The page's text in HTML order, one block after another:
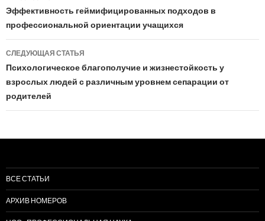
Навигация по записям
Эффективность геймифицированных подходов в
профессиональной ориентации учащихся
СЛЕДУЮЩАЯ СТАТЬЯ
Психологическое благополучие и жизнестойкость у
взрослых людей с различным уровнем сепарации от
родителей
ВСЕ СТАТЬИ
АРХИВ НОМЕРОВ